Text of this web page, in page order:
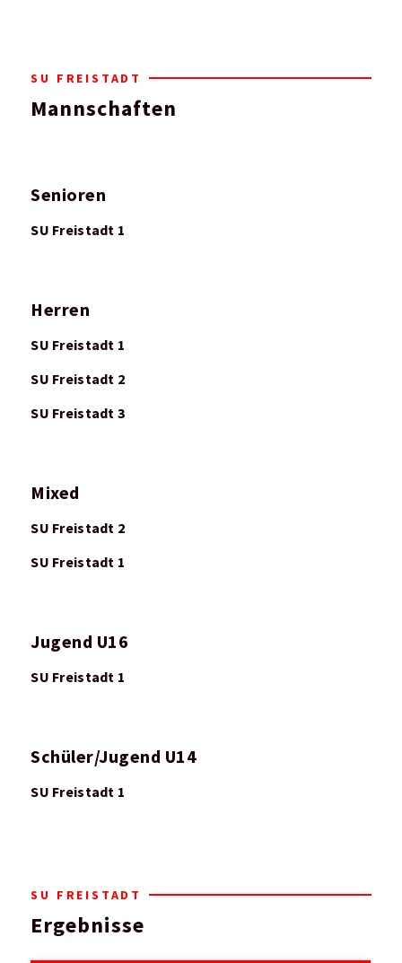
SU FREISTADT
Mannschaften
Senioren
SU Freistadt 1
Herren
SU Freistadt 1
SU Freistadt 2
SU Freistadt 3
Mixed
SU Freistadt 2
SU Freistadt 1
Jugend U16
SU Freistadt 1
Schüler/Jugend U14
SU Freistadt 1
SU FREISTADT
Ergebnisse